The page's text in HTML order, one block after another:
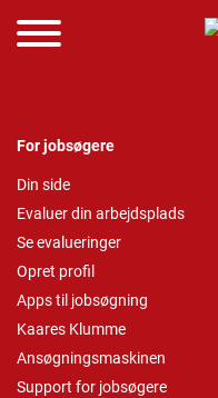
For jobsøgere
Din side
Evaluer din arbejdsplads
Se evalueringer
Opret profil
Apps til jobsøgning
Kaares Klumme
Ansøgningsmaskinen
Support for jobsøgere